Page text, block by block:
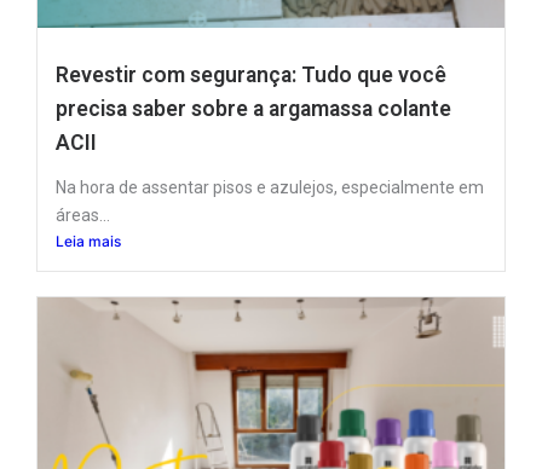
Revestir com segurança: Tudo que você
precisa saber sobre a argamassa colante
ACII
Na hora de assentar pisos e azulejos, especialmente em
áreas...
Leia mais